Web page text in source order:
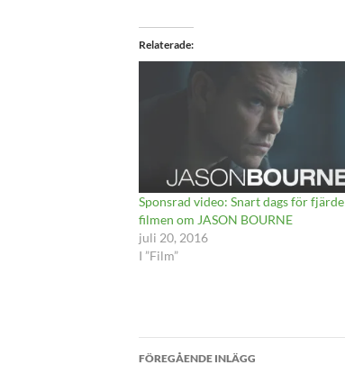
Relaterade
Sponsrad video: Snart dags för fjärde
filmen om JASON BOURNE
juli 20, 2016
I ”Film”
Inläggsnavigering
FÖREGÅENDE INLÄGG